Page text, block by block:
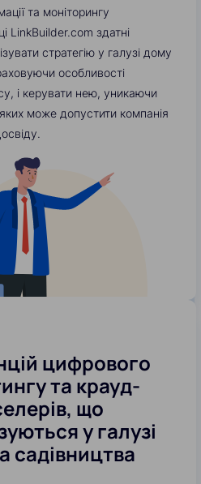
та моніторингу
LinkBuilder.com здатні
стратегію у галузі дому
особливості
і керувати нею, уникаючи
може допустити компанія
цифрового
та крауд-
що
у галузі
садівництва